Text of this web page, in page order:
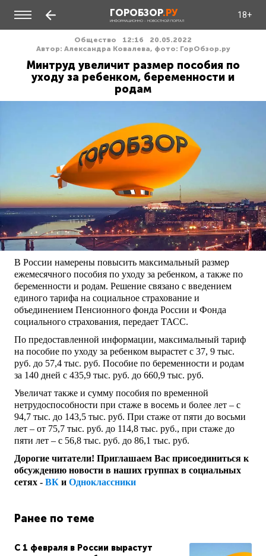
ГОРОБЗОР.РУ
ИНФОРМАЦИОННО - НОВОСТНОЙ ПОРТАЛ
18+
Общество 12:16
20.05.2022
Автор: Александра Ковалева, фото: ГорОбзор.ру
Минтруд увеличит размер пособия по
уходу за ребенком, беременности и
родам
В России намерены повысить максимальный размер
ежемесячного пособия по уходу за ребенком, а также по
беременности и родам. Решение связано с введением
единого тарифа на социальное страхование и
объединением Пенсионного фонда России и Фонда
социального страхования, передает ТАСС.
По предоставленной информации, максимальный тариф
на пособие по уходу за ребенком вырастет с 37, 9 тыс.
руб. до 57,4 тыс. руб. Пособие по беременности и родам
за 140 дней с 435,9 тыс. руб. до 660,9 тыс. руб.
Увеличат также и сумму пособия по временной
нетрудоспособности при стаже в восемь и более лет – с
94,7 тыс. до 143,5 тыс. руб. При стаже от пяти до восьми
лет – от 75,7 тыс. руб. до 114,8 тыс. руб., при стаже до
пяти лет – с 56,8 тыс. руб. до 86,1 тыс. руб.
Дорогие читатели! Приглашаем Вас присоединиться к
обсуждению новости в наших группах в социальных
сетях - ВК и Одноклассники
Ранее по теме
С 1 февраля в России вырастут